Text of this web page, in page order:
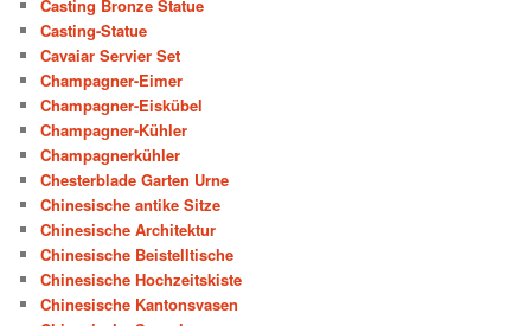
Casting Bronze Statue
Casting-Statue
Cavaiar Servier Set
Champagner-Eimer
Champagner-Eiskübel
Champagner-Kühler
Champagnerkühler
Chesterblade Garten Urne
Chinesische antike Sitze
Chinesische Architektur
Chinesische Beistelltische
Chinesische Hochzeitskiste
Chinesische Kantonsvasen